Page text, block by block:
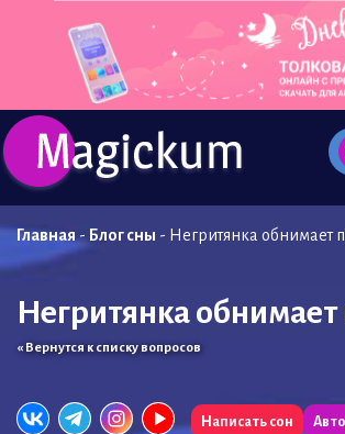
Главная- Блог сны - Негритянка обнимает
Негритянка обнимает
« Вернутся к списку вопросов
Написать сон